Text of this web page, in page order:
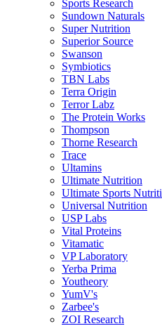
Sports Research
Sundown Naturals
Super Nutrition
Superior Source
Swanson
Symbiotics
TBN Labs
Terra Origin
Terror Labz
The Protein Works
Thompson
Thorne Research
Trace
Ultamins
Ultimate Nutrition
Ultimate Sports
Universal Nutrition
USP Labs
Vital Proteins
Vitamatic
VP Laboratory
Yerba Prima
Youtheory
YumV's
Zarbee's
ZOI Research